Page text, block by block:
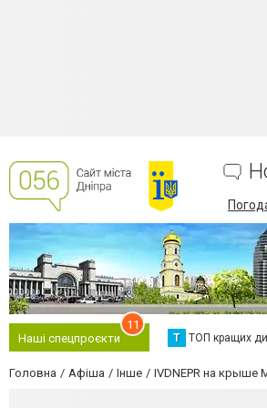
Наші спецпроєкти
11
Т ТОП кращих
Головна Афіша Інше IVDNEPR на крыше